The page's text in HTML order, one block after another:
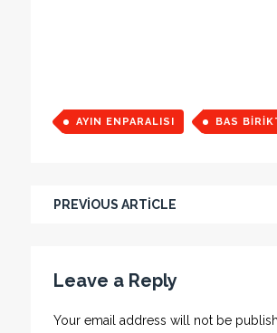
AYIN ENPARALISI BAS
PREVIOUS ARTICLE
Leave a Reply
Your email address will not be